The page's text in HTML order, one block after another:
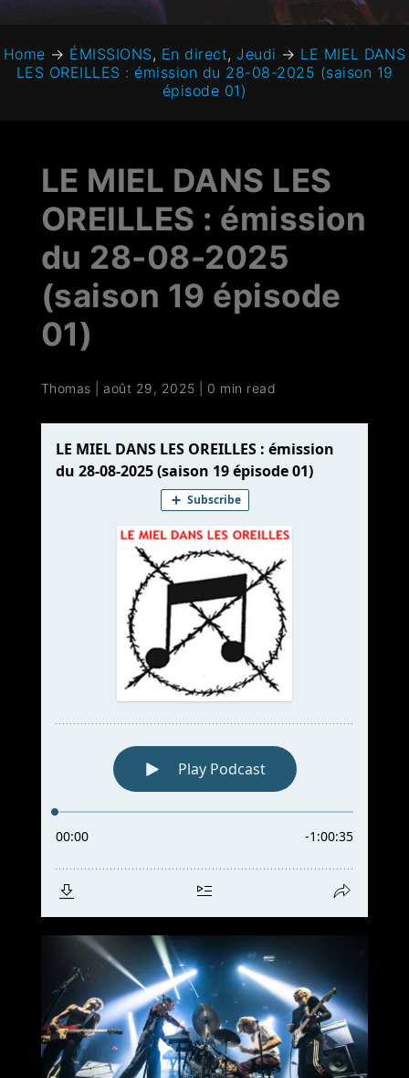
Home → ÉMISSIONS, En direct,Jeudi → LE MIEL DANS
LES OREILLES : émission du 28-08-2025 (saison 19
épisode 01)
LE MIEL DANS LES
OREILLES : émission
du 28-08-2025
(saison 19 épisode
01)
Thomas août 29, 2025 0 min read